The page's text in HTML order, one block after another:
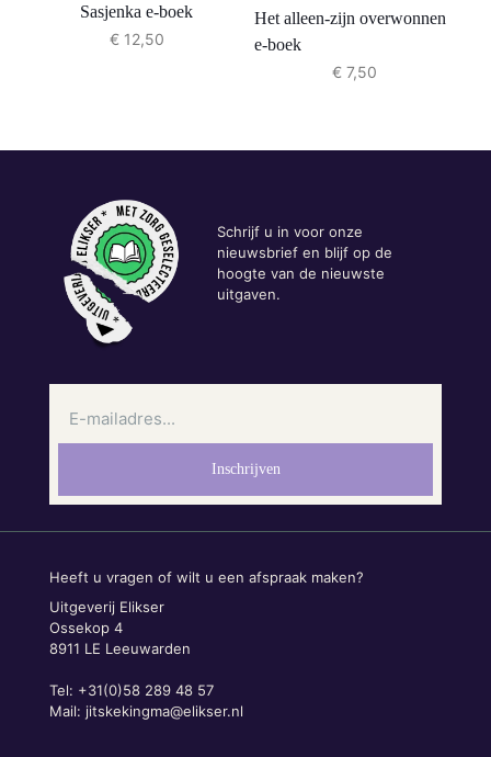
Sasjenka e-boek
€12,50
Het alleen-zijn overwonnen
e-boek
€7,50
Schrijf u in voor onze
nieuwsbrief en blijf op de
hoogte van de nieuwste
uitgaven.
Heeft u vragen of wilt u een afspraak maken?
Uitgeverij Elikser
Ossekop 4
8911 LE Leeuwarden
Tel: +31(0)58 289 48 57
Mail: jitskekingma@elikser.nl